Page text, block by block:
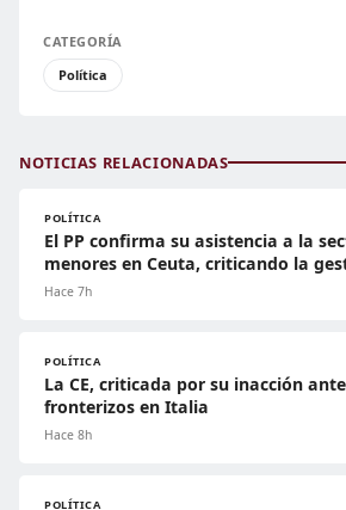
CATEGORÍA
Política
NOTICIAS RELACIONADAS
POLÍTICA
El PP confirma su asistencia a la
menores en Ceuta, criticando la
Hace 7h
POLÍTICA
La CE, criticada por su inacción
fronterizos en Italia
Hace 8h
POLÍTICA